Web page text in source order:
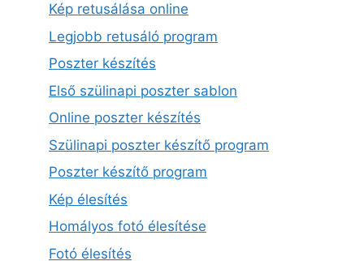
Kép retusálása online
Legjobb retusáló program
Poszter készítés
Első szülinapi poszter sablon
Online poszter készítés
Szülinapi poszter készítő program
Poszter készítő program
Kép élesítés
Homályos fotó élesítése
Fotó élesítés